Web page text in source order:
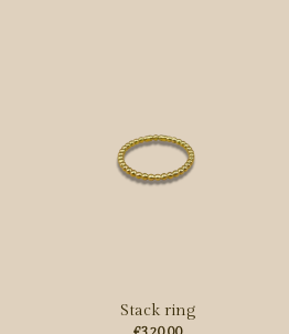
Stack ring